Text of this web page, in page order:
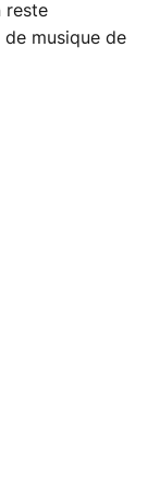
reste
musique de